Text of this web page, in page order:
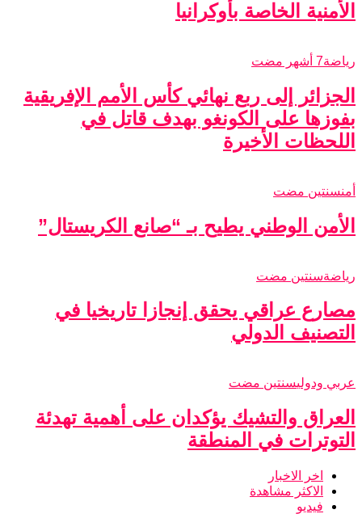
الأمنية الخاصة بأوكرانيا
رياضة7 أشهر مضت
الجزائر إلى ربع نهائي كأس الأمم الإفريقية
بفوزها على الكونغو بهدف قاتل في
اللحظات الأخيرة
أمنسنتين مضت
الأمن الوطني يطيح بـ “صانع الكريستال”
رياضةسنتين مضت
مصارع عراقي يحقق إنجازا تاريخيا في
التصنيف الدولي
عربي ودوليسنتين مضت
العراق والتشيك يؤكدان على أهمية تهدئة
التوترات في المنطقة
اخر الاخبار
الاكثر مشاهدة
فيديو